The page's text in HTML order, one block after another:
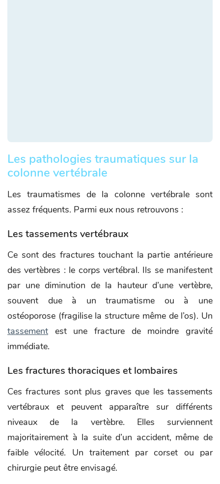
Les pathologies traumatiques sur la
colonne vertébrale
Les traumatismes de la colonne vertébrale sont
assez fréquents. Parmi eux nous retrouvons :
Les tassements vertébraux
Ce sont des fractures touchant la partie antérieure
des vertèbres : le corps vertébral. Ils se manifestent
par une diminution de la hauteur d’une vertèbre,
souvent due à un traumatisme ou à une
ostéoporose (fragilise la structure même de l’os). Un
tassement est une fracture de moindre gravité
immédiate.
Les fractures thoraciques et lombaires
Ces fractures sont plus graves que les tassements
vertébraux et peuvent apparaître sur différents
niveaux de la vertèbre. Elles surviennent
majoritairement à la suite d’un accident, même de
faible vélocité. Un traitement par corset ou par
chirurgie peut être envisagé.